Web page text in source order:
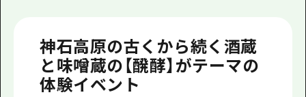
関連リンク
神石高原の古くから続く酒蔵
と味噌蔵の【醗酵】がテーマの
体験イベント